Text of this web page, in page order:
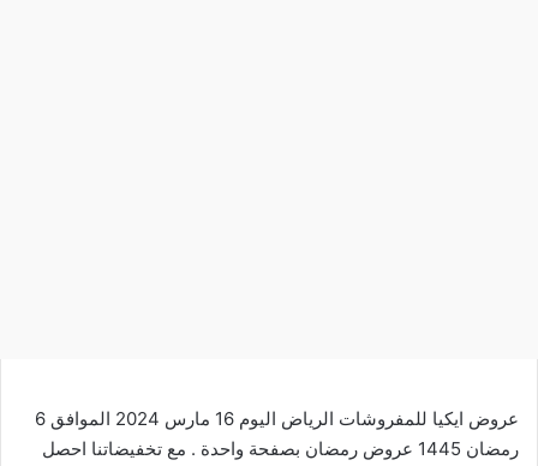
عروض ايكيا للمفروشات الرياض اليوم 16 مارس 2024 الموافق 6
رمضان 1445 عروض رمضان بصفحة واحدة . مع تخفيضاتنا احصل